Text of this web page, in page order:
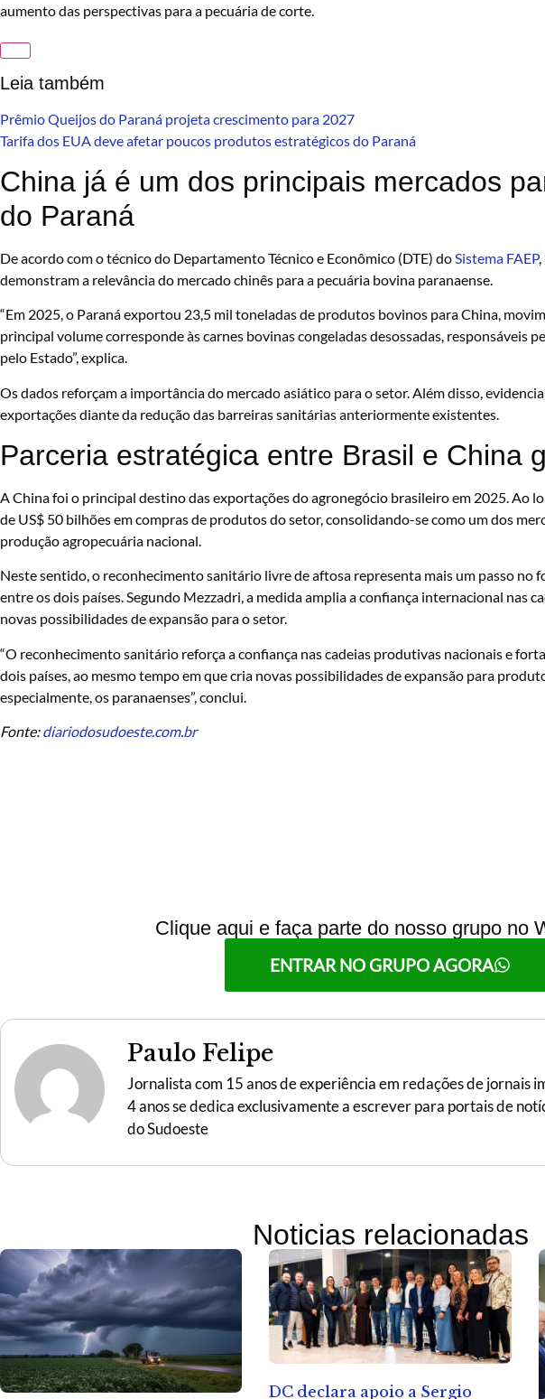
aumento das perspectivas para a pecuária de corte.
Leia também
Prêmio Queijos do Paraná projeta crescimento para 2027
Tarifa dos EUA deve afetar poucos produtos estratégicos do Paraná
China já é um dos principais mercados
do Paraná
De acordo com o técnico do Departamento Técnico e Econômico (DTE) doSistema FAEP
demonstram a relevância do mercado chinês para a pecuária bovina paranaense.
“Em 2025, o Paraná exportou 23,5 mil toneladas de produtos bovinos para China,
principal volume corresponde às carnes bovinas congeladas desossadas, responsáveis
pelo Estado”, explica.
Os dados reforçam a importância do mercado asiático para o setor. Além disso,
exportações diante da redução das barreiras sanitárias anteriormente existentes.
Parceria estratégica entre Brasil e China
A China foi o principal destino das exportações do agronegócio brasileiro em 2025. Ao
de US$ 50 bilhões em compras de produtos do setor, consolidando-se como um dos
produção agropecuária nacional.
Neste sentido, o reconhecimento sanitário livre de aftosa representa mais um passo no
entre os dois países. Segundo Mezzadri, a medida amplia a confiança internacional nas
novas possibilidades de expansão para o setor.
“O reconhecimento sanitário reforça a confiança nas cadeias produtivas nacionais e
dois países, ao mesmo tempo em que cria novas possibilidades de expansão para
especialmente, os paranaenses”, conclui.
Fonte:diariodosudoeste.com.br
Clique aqui e faça parte do nosso grupo no
ENTRAR NO GRUPO AGORA
Paulo Felipe
Jornalista com 15 anos de experiência em redações de jornais
4 anos se dedica exclusivamente a escrever para portais de
do Sudoeste
Noticias relacionadas
DC declara apoio a Sergio